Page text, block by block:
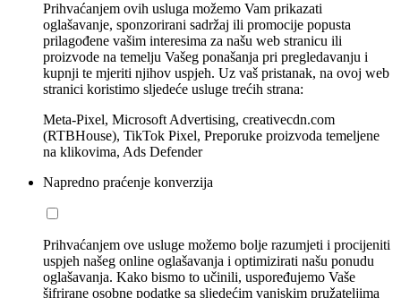
Prihvaćanjem ovih usluga možemo Vam prikazati
oglašavanje, sponzorirani sadržaj ili promocije popusta
prilagođene vašim interesima za našu web stranicu ili
proizvode na temelju Vašeg ponašanja pri pregledavanju i
kupnji te mjeriti njihov uspjeh. Uz vaš pristanak, na ovoj web
stranici koristimo sljedeće usluge trećih strana:
Meta-Pixel, Microsoft Advertising, creativecdn.com
(RTBHouse), TikTok Pixel, Preporuke proizvoda temeljene
na klikovima, Ads Defender
Napredno praćenje konverzija
Prihvaćanjem ove usluge možemo bolje razumjeti i procijeniti
uspjeh našeg online oglašavanja i optimizirati našu ponudu
oglašavanja. Kako bismo to učinili, uspoređujemo Vaše
šifrirane osobne podatke sa sljedećim vanjskim pružateljima